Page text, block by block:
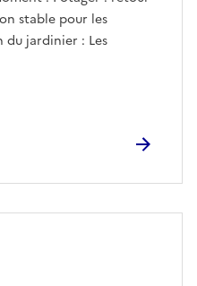
stable pour les
du jardinier : Les